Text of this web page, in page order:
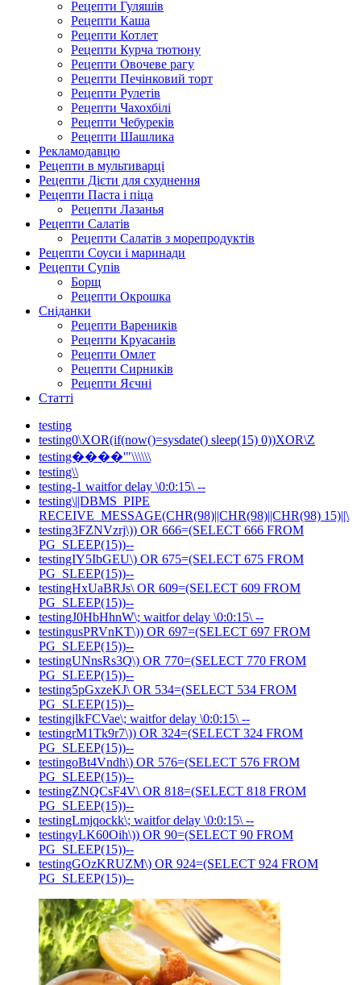
Рецепти Гуляшів
Рецепти Каша
Рецепти Котлет
Рецепти Курча тютюну
Рецепти Овочеве рагу
Рецепти Печінковий торт
Рецепти Рулетів
Рецепти Чахохбілі
Рецепти Чебуреків
Рецепти Шашлика
Рекламодавцю
Рецепти в мультиварці
Рецепти Дієти для схуднення
Рецепти Паста і піца
Рецепти Лазанья
Рецепти Салатів
Рецепти Салатів з морепродуктів
Рецепти Соуси і маринади
Рецепти Супів
Борщ
Рецепти Окрошка
Сніданки
Рецепти Вареників
Рецепти Круасанів
Рецепти Омлет
Рецепти Сирників
Рецепти Яєчні
Статті
testing
testing0\XOR(if(now()=sysdate() sleep(15) 0))XOR\Z
testing����'"\\\\\\
testing\\
testing-1 waitfor delay \0:0:15\ --
testing\||DBMS_PIPE
RECEIVE_MESSAGE(CHR(98)||CHR(98)||CHR(98) 15)||\
testing3FZNVzrj\)) OR 666=(SELECT 666 FROM
PG_SLEEP(15))--
testingIY5IbGEU\) OR 675=(SELECT 675 FROM
PG_SLEEP(15))--
testingHxUaBRJs\ OR 609=(SELECT 609 FROM
PG_SLEEP(15))--
testingJ0HbHhnW\; waitfor delay \0:0:15\ --
testingusPRVnKT\)) OR 697=(SELECT 697 FROM
PG_SLEEP(15))--
testingUNnsRs3Q\) OR 770=(SELECT 770 FROM
PG_SLEEP(15))--
testing5pGxzeKJ\ OR 534=(SELECT 534 FROM
PG_SLEEP(15))--
testingjlkFCVae\; waitfor delay \0:0:15\ --
testingrM1Tk9r7\)) OR 324=(SELECT 324 FROM
PG_SLEEP(15))--
testingoBt4Vndh\) OR 576=(SELECT 576 FROM
PG_SLEEP(15))--
testingZNQCsF4V\ OR 818=(SELECT 818 FROM
PG_SLEEP(15))--
testingLmjqockk\; waitfor delay \0:0:15\ --
testingyLK60Oih\)) OR 90=(SELECT 90 FROM
PG_SLEEP(15))--
testingGOzKRUZM\) OR 924=(SELECT 924 FROM
PG_SLEEP(15))--